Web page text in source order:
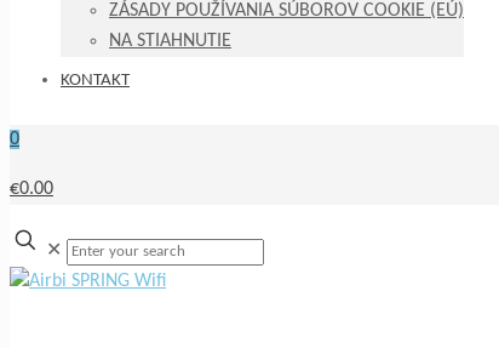
ZÁSADY POUŽÍVANIA SÚBOROV COOKIE (EÚ)
NA STIAHNUTIE
KONTAKT
0
€0.00
✕